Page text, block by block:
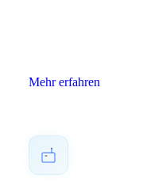
Mehr erfahren